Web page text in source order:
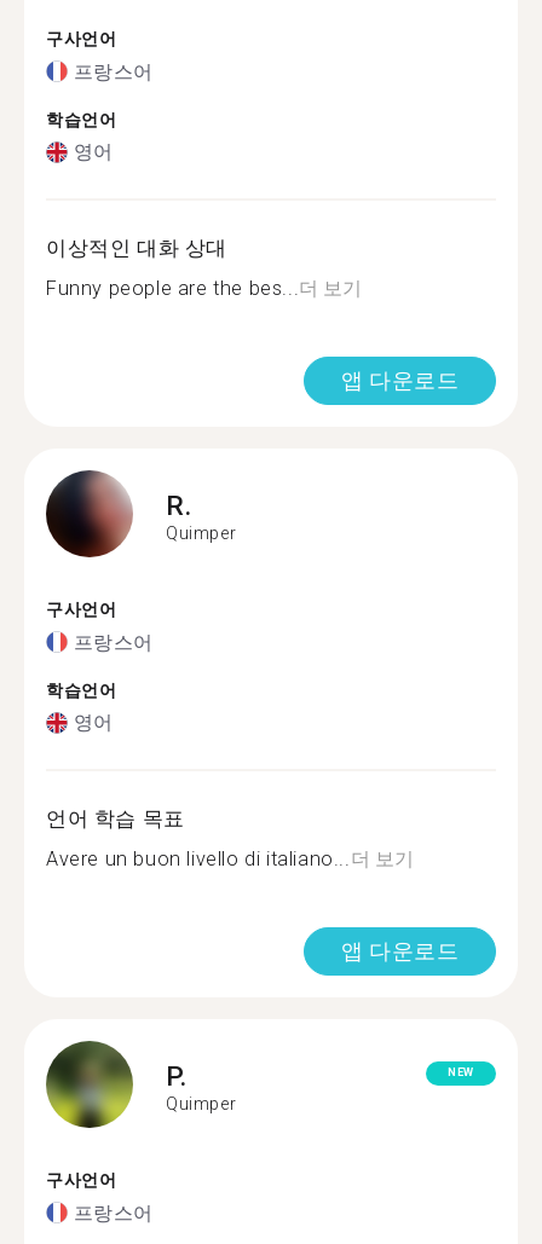
구사언어
프랑스어
학습언어
영어
이상적인 대화 상대
Funny people are the bes...더 보기
앱 다운로드
R.
Quimper
구사언어
프랑스어
학습언어
영어
언어 학습 목표
Avere un buon livello di italiano...더 보기
앱 다운로드
P.
Quimper
NEW
구사언어
프랑스어